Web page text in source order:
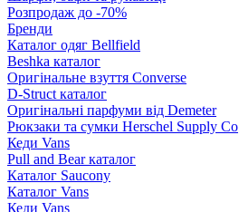
Розпродаж до -70%
Бренди
Каталог одяг Bellfield
Beshka каталог
Оригінальне взуття Converse
D-Struct каталог
Оригінальні парфуми від Demeter
Рюкзаки та сумки Herschel Supply Co
Кеди Vans
Pull and Bear каталог
Каталог Saucony
Каталог Vans
Кеди Vans